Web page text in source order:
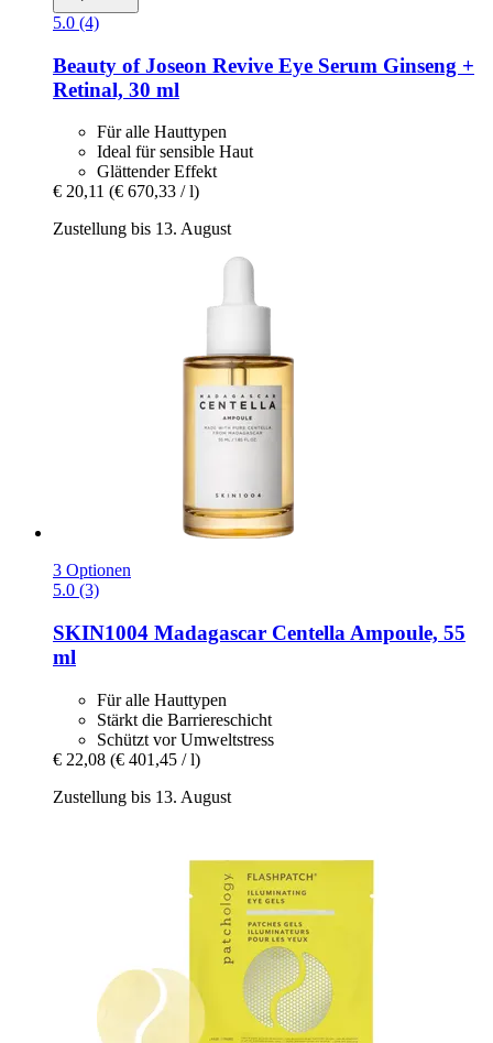
5.0 (4)
Beauty of Joseon Revive Eye Serum Ginseng +
Retinal, 30 ml
Für alle Hauttypen
Ideal für sensible Haut
Glättender Effekt
€ 20,11 (€ 670,33 / l)
Zustellung bis 13. August
3 Optionen
5.0 (3)
SKIN1004 Madagascar Centella Ampoule, 55
ml
Für alle Hauttypen
Stärkt die Barriereschicht
Schützt vor Umweltstress
€ 22,08 (€ 401,45 / l)
Zustellung bis 13. August